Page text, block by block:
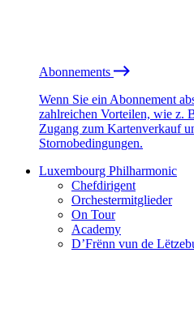
Abonnements
Wenn Sie ein Abonnement
zahlreichen Vorteilen, wie z.
Zugang zum Kartenverkauf
Stornobedingungen.
Luxembourg Philharmonic
Chefdirigent
Orchestermitglieder
On Tour
Academy
D’Frënn vun de